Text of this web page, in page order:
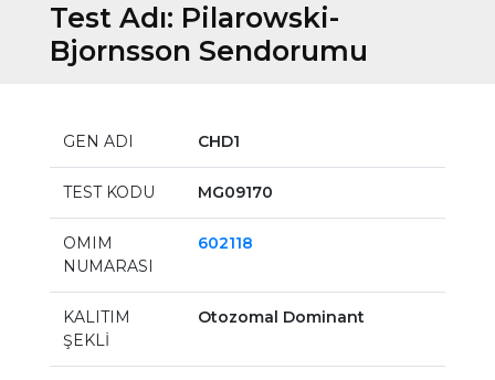
Test Adı: Pilarowski-
Bjornsson Sendorumu
GEN ADI CHD1
TEST KODU MG09170
OMIM
NUMARASI
602118
KALITIM
ŞEKLİ
Otozomal Dominant